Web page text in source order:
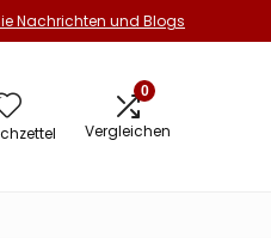
Nachrichten und Blogs
0
Vergleichen